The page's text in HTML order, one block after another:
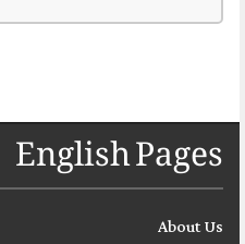
English Pages
About Us